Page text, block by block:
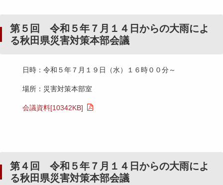
第５回 令和５年７月１４日からの大雨によ
る秋田県災害対策本部会議
日時：令和５年７月１９日（水）１６時００分～
場所：災害対策本部室
会議資料[10342KB]
第４回 令和５年７月１４日からの大雨によ
る秋田県災害対策本部会議